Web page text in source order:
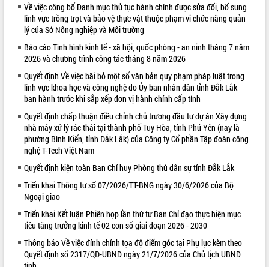
VIDEO
Khám bệnh, cấp phát thuốc miễn phí
và tặng quà người dân xã Cư Pui
Hội nghị UBND tỉnh Đắk Lắk thường kỳ
tháng 7/2026
Lễ truy tặng danh hiệu “Bà Mẹ Việt
Nam Anh hùng” và trao Huân chương
Lao động
UBND tỉnh Đắk Lắk triển khai nhiệm
vụ 6 tháng cuối năm 2026
Kỳ họp thứ Hai, Hội đồng nhân dân
ALBUM ẢNH
Về việc công bố Danh mục thủ tục hành chính được sửa đổi, bổ sung
lĩnh vực trồng trọt và bảo vệ thực vật thuộc phạm vi chức năng quản
lý của Sở Nông nghiệp và Môi trường
Báo cáo Tình hình kinh tế - xã hội, quốc phòng - an ninh tháng 7 năm
2026 và chương trình công tác tháng 8 năm 2026
Quyết định Về việc bãi bỏ một số văn bản quy phạm pháp luật trong
lĩnh vực khoa học và công nghệ do Ủy ban nhân dân tỉnh Đắk Lắk
ban hành trước khi sắp xếp đơn vị hành chính cấp tỉnh
Quyết định chấp thuận điều chỉnh chủ trương đầu tư dự án Xây dựng
nhà máy xử lý rác thải tại thành phố Tuy Hòa, tỉnh Phú Yên (nay là
phường Bình Kiến, tỉnh Đắk Lắk) của Công ty Cổ phần Tập đoàn công
nghệ T-Tech Việt Nam
Quyết định kiện toàn Ban Chỉ huy Phòng thủ dân sự tỉnh Đắk Lắk
Triển khai Thông tư số 07/2026/TT-BNG ngày 30/6/2026 của Bộ
Ngoại giao
Triển khai Kết luận Phiên họp lần thứ tư Ban Chỉ đạo thực hiện mục
tiêu tăng trưởng kinh tế 02 con số giai đoạn 2026 - 2030
Thông báo Về việc đính chính tọa độ điểm góc tại Phụ lục kèm theo
Quyết định số 2317/QĐ-UBND ngày 21/7/2026 của Chủ tịch UBND